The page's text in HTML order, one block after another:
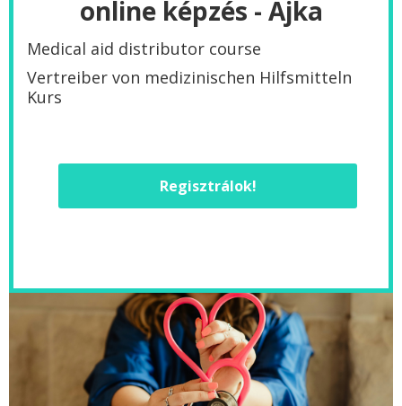
online képzés - Ajka
Medical aid distributor course
Vertreiber von medizinischen Hilfsmitteln
Kurs
Regisztrálok!